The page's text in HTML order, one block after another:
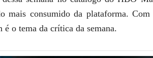
mais consumido da plataforma.
é o tema da crítica da semana.